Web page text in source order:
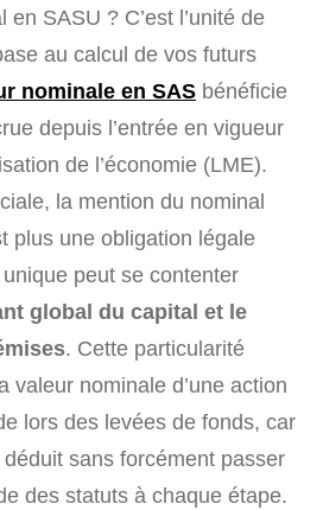
en SASU ? C’est l’unité de
au calcul de vos futurs
nominale en SAS bénéficie
depuis l’entrée en vigueur
de l’économie (LME).
la mention du nominal
plus une obligation légale
peut se contenter
global du capital et le
. Cette particularité
valeur nominale d’une action
lors des levées de fonds, car
sans forcément passer
des statuts à chaque étape.